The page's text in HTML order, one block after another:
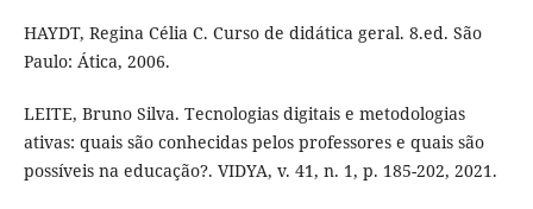
HAYDT, Regina Célia C. Curso de didática geral. 8.ed. São
Paulo: Ática, 2006.
LEITE, Bruno Silva. Tecnologias digitais e metodologias
ativas: quais são conhecidas pelos professores e quais são
possíveis na educação?. VIDYA, v. 41, n. 1, p. 185-202, 2021.